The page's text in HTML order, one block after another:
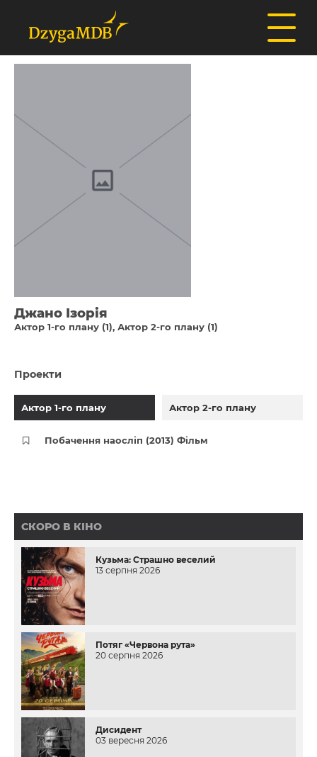
Джано Ізорія
Актор 1-го плану (1) Актор 2-го плану (1)
Проекти
Актор 1-го плану Актор 2-го плану
Побачення наосліп (2013) Фільм
СКОРО В КІНО
Кузьма: Страшно веселий
13 серпня 2026
Потяг «Червона рута»
20 серпня 2026
Дисидент
03 вересня 2026